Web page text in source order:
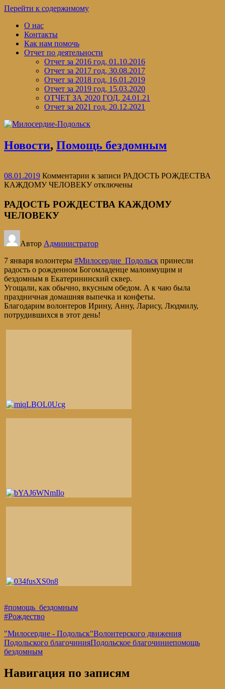
Перейти к содержимому
О нас
Контакты
Как нам помочь
Отчет по деятельности
Отчет за 2016 год, 01.10.2016
Отчет за 2017 год, 30.08.2017
Отчет за 2018 год, 16.01.2019
Отчет за 2019 год, 15.03.2020
ОТЧЕТ ЗА 2020 ГОД, 24.01.21
Отчет за 2021 год, 20.12.2021
Новости, Помощь бездомным
08.01.2019 Комментарии к записи РАДОСТЬ РОЖДЕСТВА
КАЖДОМУ ЧЕЛОВЕКУотключены
РАДОСТЬ РОЖДЕСТВА КАЖДОМУ
ЧЕЛОВЕКУ
Автор Администратор
7 января волонтеры #Милосердие_Подольск принесли
радость о рожденном Богомладенце малоимущим и
бездомным в Екатерининский сквер.
Угощали, как обычно, вкусным обедом. А к чаю была
праздничная домашняя выпечка и конфеты.
Благодарим волонтеров Ирину, Анну, Ларису, Людмилу,
потрудившихся в этот день!
#помощь_бездомным
#Рождество
"Милосердие - Подольск"Волонтерского движения
Подольского благочинияПодольское благочиниепомощь
бездомным
Навигация по записям